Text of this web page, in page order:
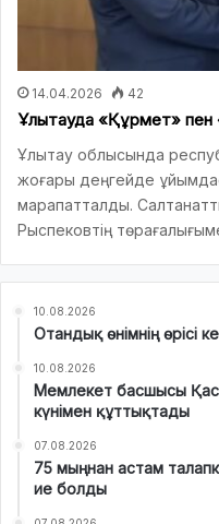
14.04.2026 42
Ұлытауда «Құрмет» пен
Ұлытау облысында
жоғары деңгейде
марапатталды.
Рыспековтің
10.08.2026
Отандық өнімнің өрісі
10.08.2026
Мемлекет басшысы
күнімен құттықтады
07.08.2026
75 мыңнан астам
ие болды